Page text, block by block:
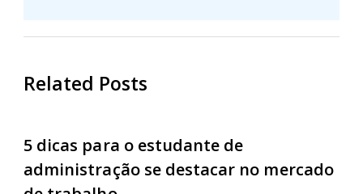
Related Posts
5 dicas para o estudante de
administração se destacar no mercado